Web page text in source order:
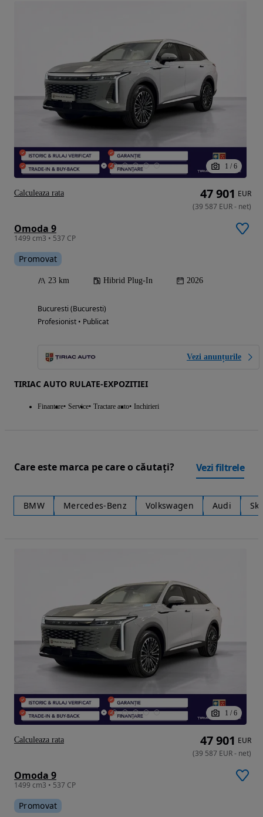
1 / 6
Omoda 9
1499 cm3 • 537 CP
Promovat
23 km Hibrid Plug-In 2026
Bucuresti (Bucuresti)
Profesionist • Publicat
Vezi anunțurile
TIRIAC AUTO RULATE-EXPOZITIEI
Finantare Service Tractare auto Inchirieri
47 901 EUR
(39 587 EUR- net)
Calculeaza rata
Care este marca pe care o căutați? Vezi filtrele
BMW Mercedes-Benz Volkswagen Audi
1 / 6
Omoda 9
1499 cm3 • 537 CP
Promovat
47 901 EUR
(39 587 EUR- net)
Calculeaza rata